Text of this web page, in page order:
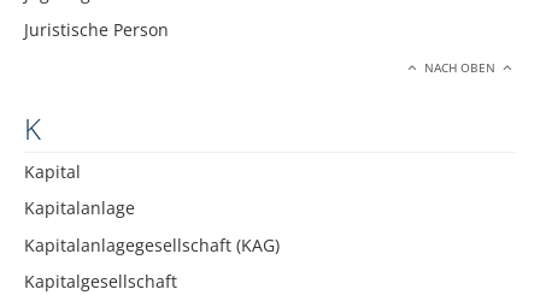
Juristische Person
NACH OBEN
K
Kapital
Kapitalanlage
Kapitalanlagegesellschaft (KAG)
Kapitalgesellschaft